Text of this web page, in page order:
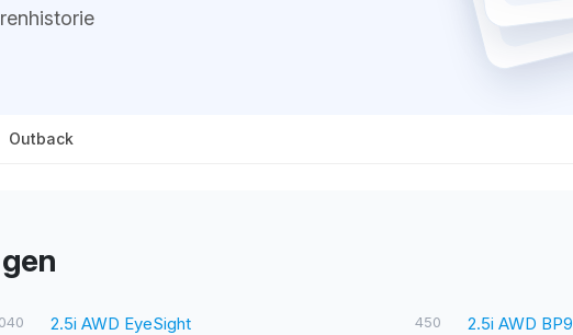
Outback
2.5i AWD EyeSight 450 2.5i AWD BP9